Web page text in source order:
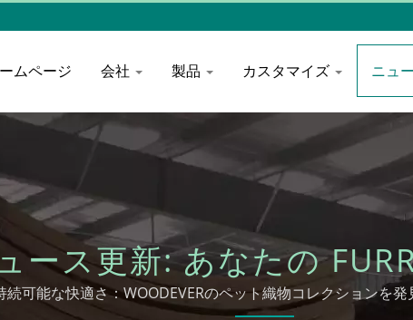
ムページ 会社 製品 カスタマイズ ニュ
ース更新: あなたの
WOODEVERのペット
可能な快適さ：WOODEVERのペット織物コレクションを